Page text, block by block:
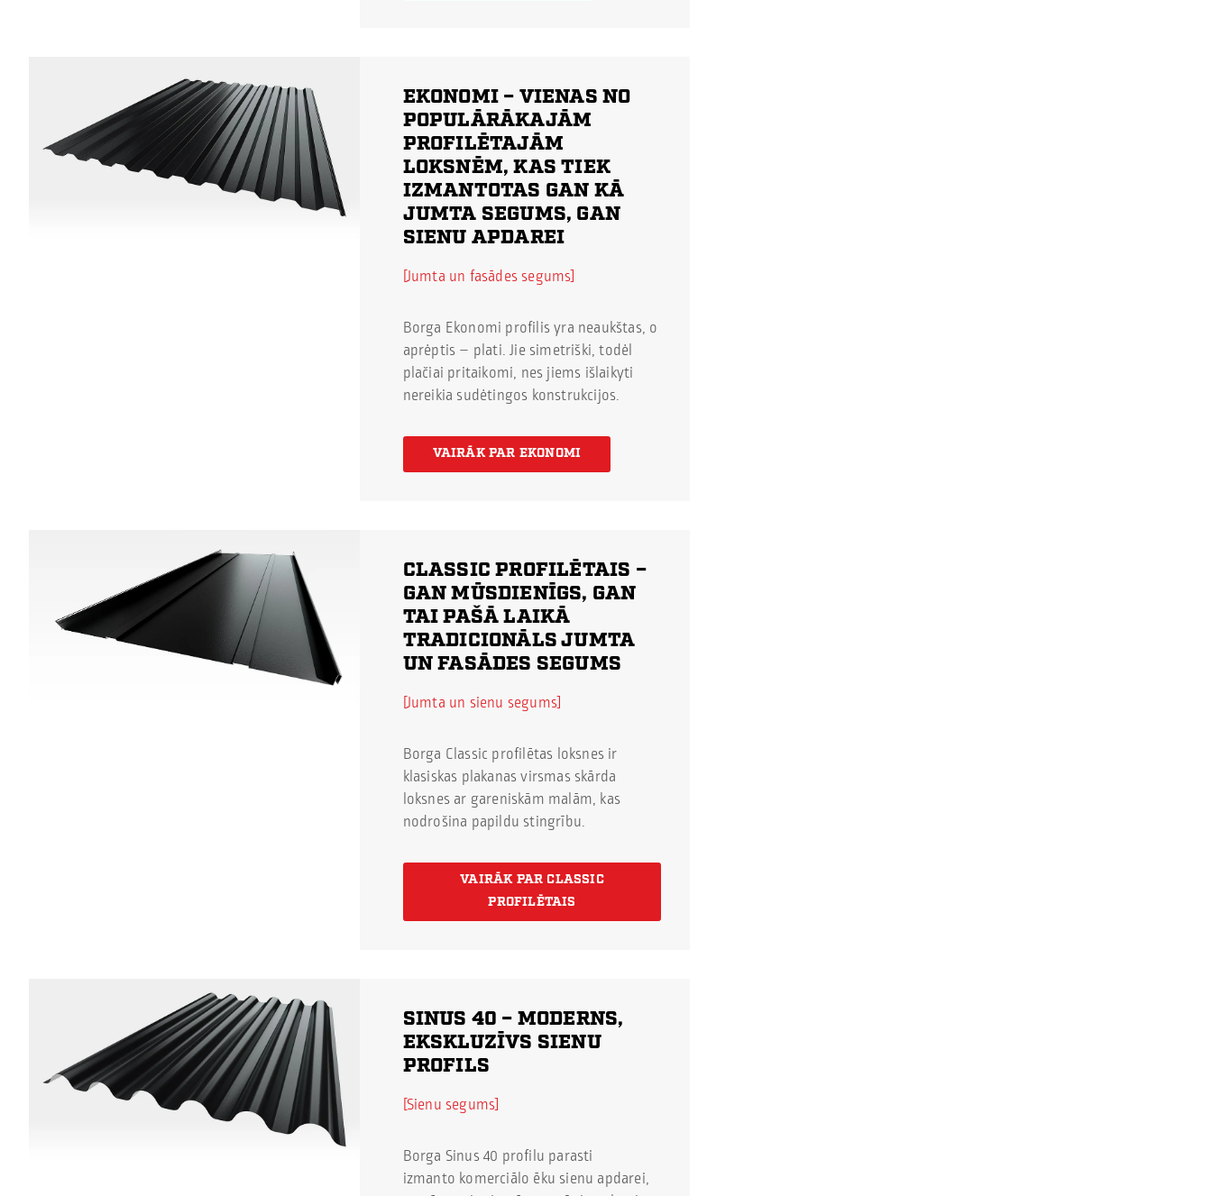
EKONOMI – VIENAS NO
POPULĀRĀKAJĀM
PROFILĒTAJĀM
LOKSNĒM, KAS TIEK
IZMANTOTAS GAN KĀ
JUMTA SEGUMS, GAN
SIENU APDAREI
Jumta un fasādes segums
Borga Ekonomi profilis yra neaukštas, o
aprėptis – plati. Jie simetriški, todėl
plačiai pritaikomi, nes jiems išlaikyti
nereikia sudėtingos konstrukcijos.
VAIRĀK PAR EKONOMI
CLASSIC PROFILĒTAIS –
GAN MŪSDIENĪGS, GAN
TAI PAŠĀ LAIKĀ
TRADICIONĀLS JUMTA
UN FASĀDES SEGUMS
Jumta un sienu segums
Borga Classic profilētas loksnes ir
klasiskas plakanas virsmas skārda
loksnes ar gareniskām malām, kas
nodrošina papildu stingrību.
VAIRĀK PAR CLASSIC
PROFILĒTAIS
SINUS 40 – MODERNS,
EKSKLUZĪVS SIENU
PROFILS
Sienu segums
Borga Sinus 40 profilu parasti
izmanto komerciālo ēku sienu apdarei,